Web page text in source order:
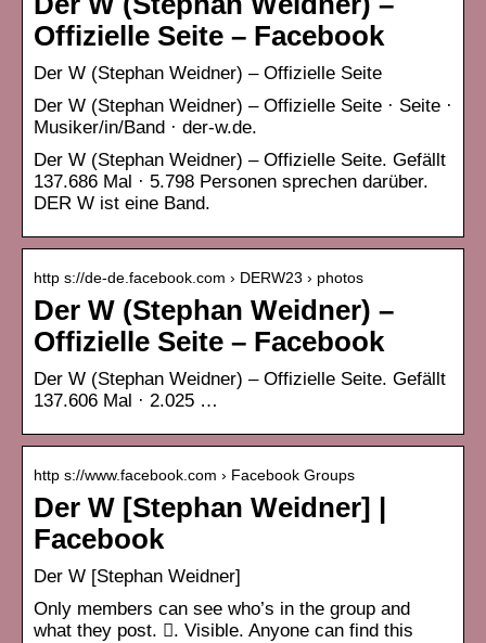
Offizielle Seite – Facebook
Der W (Stephan Weidner) – Offizielle Seite
Der W (Stephan Weidner) – Offizielle Seite · Seite ·
Musiker/in/Band · der-w.de.
Der W (Stephan Weidner) – Offizielle Seite. Gefällt
137.686 Mal · 5.798 Personen sprechen darüber.
DER W ist eine Band.
http s://de-de.facebook.com › DERW23 › photos
Der W (Stephan Weidner) –
Offizielle Seite – Facebook
Der W (Stephan Weidner) – Offizielle Seite. Gefällt
137.606 Mal · 2.025 …
http s://www.facebook.com › Facebook Groups
Der W [Stephan Weidner] |
Facebook
Der W [Stephan Weidner]
Only members can see who’s in the group and
what they post. 󰛻. Visible. Anyone can find this